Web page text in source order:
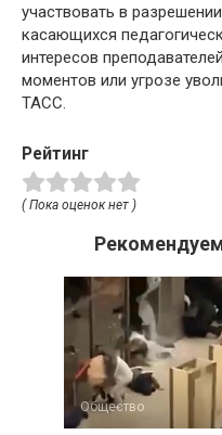
участвовать в
касающихся
интересов
моментов или угрозе
ТАСС.
Рейтинг
( Пока оценок нет )
Общество